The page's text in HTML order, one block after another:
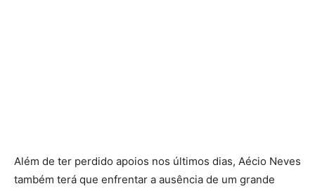
Além de ter perdido apoios nos últimos dias, Aécio Neves
também terá que enfrentar a ausência de um grande